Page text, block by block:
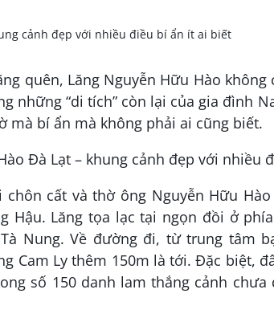
quên, Lăng Nguyễn Hữu Hào
những “di tích” còn lại của gia đình
mà bí ẩn mà không phải ai cũng biết.
chôn cất và thờ ông Nguyễn Hữu
Hậu. Lăng tọa lạc tại ngọn đồi ở
Nung. Về đường đi, từ trung tâm
Cam Ly thêm 150m là tới. Đặc biệt,
số 150 danh lam thắng cảnh